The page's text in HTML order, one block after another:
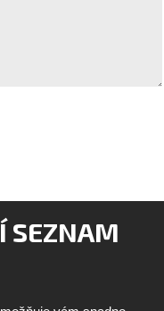
SEZNAM